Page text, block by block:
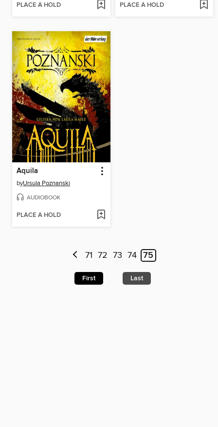
PLACE A HOLD PLACE A HOLD
Aquila
byUrsula Poznanski
AUDIOBOOK
PLACE A HOLD
71 72 73 74 75
First Last